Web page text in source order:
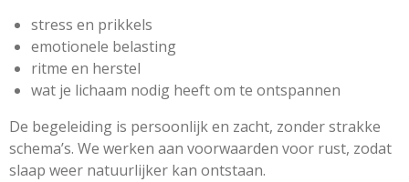
stress en prikkels
emotionele belasting
ritme en herstel
wat je lichaam nodig heeft om te ontspannen
De begeleiding is persoonlijk en zacht, zonder strakke
schema’s. We werken aan voorwaarden voor rust, zodat
slaap weer natuurlijker kan ontstaan.